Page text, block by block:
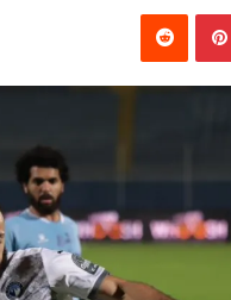
بينتيريست